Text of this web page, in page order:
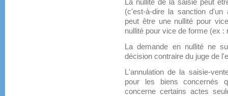
La nullité de la saisie peut
(c'est-à-dire la sanction d'un
peut être une nullité pour
nullité pour vice de forme (ex
La demande en nullité ne
décision contraire du juge de
L'annulation de la saisie-
pour les biens concernés
concerne certains actes